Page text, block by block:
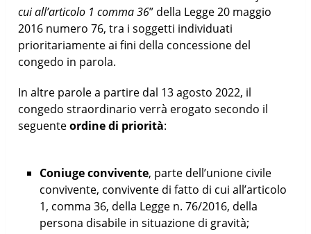
cui all’articolo 1 comma 36” della Legge 20 maggio
2016 numero 76, tra i soggetti individuati
prioritariamente ai fini della concessione del
congedo in parola.
In altre parole a partire dal 13 agosto 2022, il
congedo straordinario verrà erogato secondo il
seguenteordine di priorità:
Coniuge convivente, parte dell’unione civile
convivente, convivente di fatto di cui all’articolo
1, comma 36, della Legge n. 76/2016, della
persona disabile in situazione di gravità;